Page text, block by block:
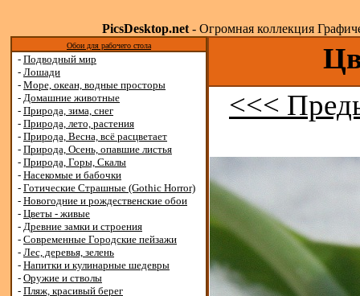
PicsDesktop.net- Огромная коллекция
Обои для рабочего стола
- Подводный мир
- Лошади
- Море, океан, водные просторы
- Домашние животные
- Природа, зима, снег
- Природа, лето, растения
- Природа, Весна, всё расцветает
- Природа, Осень, опавшие листья
- Природа, Горы, Скалы
- Насекомые и бабочки
- Готические Страшные (Gothic Horror)
- Новогодние и рождественские обои
- Цветы - живые
- Древние замки и строения
- Современные Городские пейзажи
- Лес, деревья, зелень
- Напитки и кулинарные шедевры
- Оружие и стволы
- Пляж, красивый берег
<<<